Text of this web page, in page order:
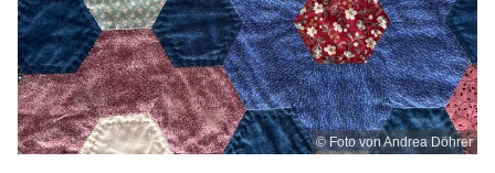
© Foto von Andrea Döhrer